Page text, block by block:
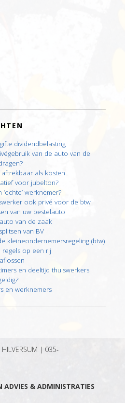
dividendbelasting
van de auto van de
als kosten
voor jubelton?
werknemer?
ook privé voor de btw
van uw bestelauto
van de zaak
van BV
kleineondernemersregeling (btw)
regels op een rij
en deeltijd thuiswerkers
en werknemers
| 035-
ADVIES & ADMINISTRATIES